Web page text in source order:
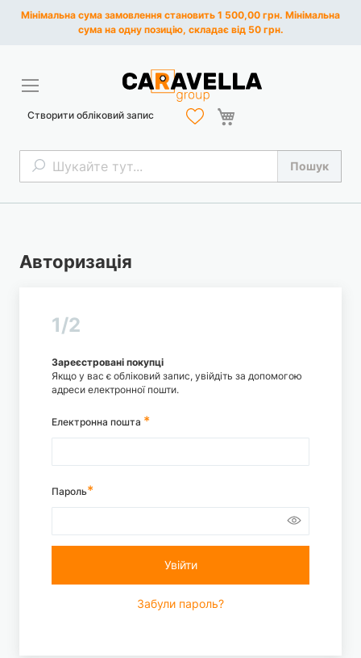
Мінімальна сума замовлення становить 1 500,00 грн. Мінімальна
сума на одну позицію, складає від 50 грн.
Пошук Пошук
Створити обліковий запис
Авторизація
1/2
Зареєстровані покупці
Якщо у вас є обліковий запис, увійдіть за допомогою
адреси електронної пошти.
Електронна пошта
Пароль
Увійти
Забули пароль?